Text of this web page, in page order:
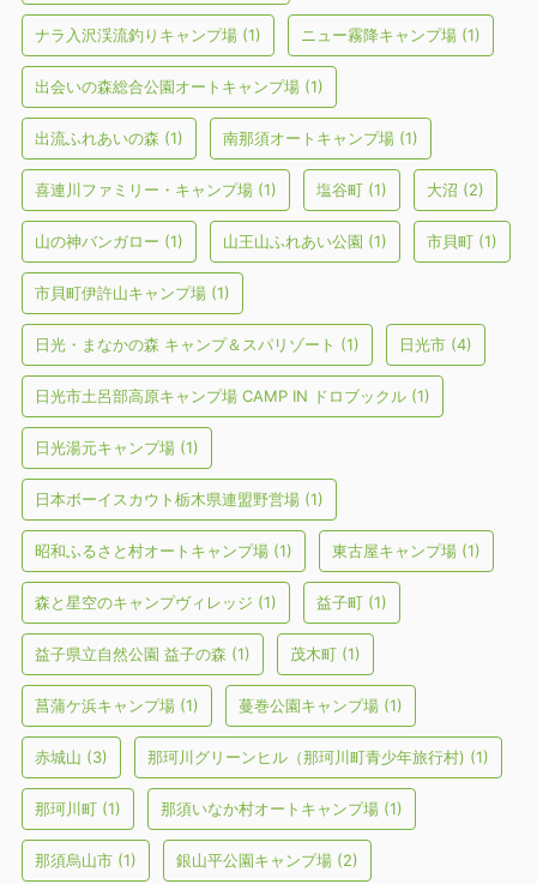
ナラ入沢渓流釣りキャンプ場 (1) ニュー霧降キャンプ場 (1)
出会いの森総合公園オートキャンプ場 (1)
出流ふれあいの森 (1) 南那須オートキャンプ場 (1)
喜連川ファミリー・キャンプ場 (1) 塩谷町 (1) 大沼 (2)
山の神バンガロー (1) 山王山ふれあい公園 (1) 市貝町 (1)
市貝町伊許山キャンプ場 (1)
日光・まなかの森 キャンプ＆スパリゾート (1) 日光市 (4)
日光市土呂部高原キャンプ場 CAMP IN ドロブックル (1)
日光湯元キャンプ場 (1)
日本ボーイスカウト栃木県連盟野営場 (1)
昭和ふるさと村オートキャンプ場 (1) 東古屋キャンプ場 (1)
森と星空のキャンプヴィレッジ (1) 益子町 (1)
益子県立自然公園 益子の森 (1) 茂木町 (1)
菖蒲ケ浜キャンプ場 (1) 蔓巻公園キャンプ場 (1)
赤城山 (3) 那珂川グリーンヒル（那珂川町青少年旅行村) (1)
那珂川町 (1) 那須いなか村オートキャンプ場 (1)
那須烏山市 (1) 銀山平公園キャンプ場 (2)